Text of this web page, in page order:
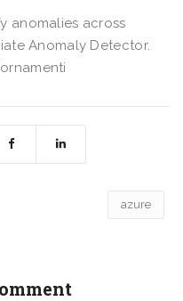
anomalies across
Anomaly Detector.
azure